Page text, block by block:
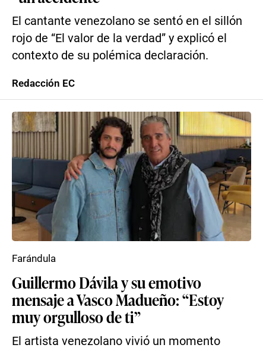
El cantante venezolano se sentó en el sillón
rojo de “El valor de la verdad” y explicó el
contexto de su polémica declaración.
Redacción EC
Guillermo Dávila y su emotivo
mensaje a Vasco Madueño: “Estoy
muy orgulloso de ti”
El artista venezolano vivió un momento
Farándula